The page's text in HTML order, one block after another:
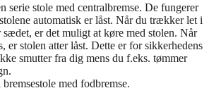
serie stole med centralbremse. De fungerer
automatisk er låst. Når du trækker let i
sædet, er det muligt at køre med stolen. Når
er stolen atter låst. Dette er for sikkerhedens
smutter fra dig mens du f.eks. tømmer
med fodbremse.